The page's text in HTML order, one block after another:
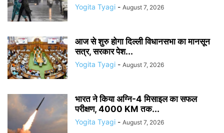
Yogita Tyagi - August 7, 2026
आज से शुरु होगा दिल्ली विधानसभा का मानसून
सत्र, सरकार पेश...
Yogita Tyagi - August 7, 2026
भारत ने किया अग्नि-4 मिसाइल का सफल
परीक्षण, 4000 KM तक...
Yogita Tyagi - August 7, 2026